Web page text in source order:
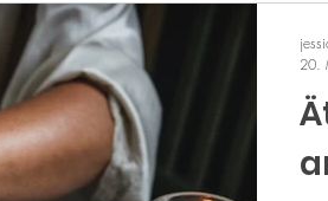
20.